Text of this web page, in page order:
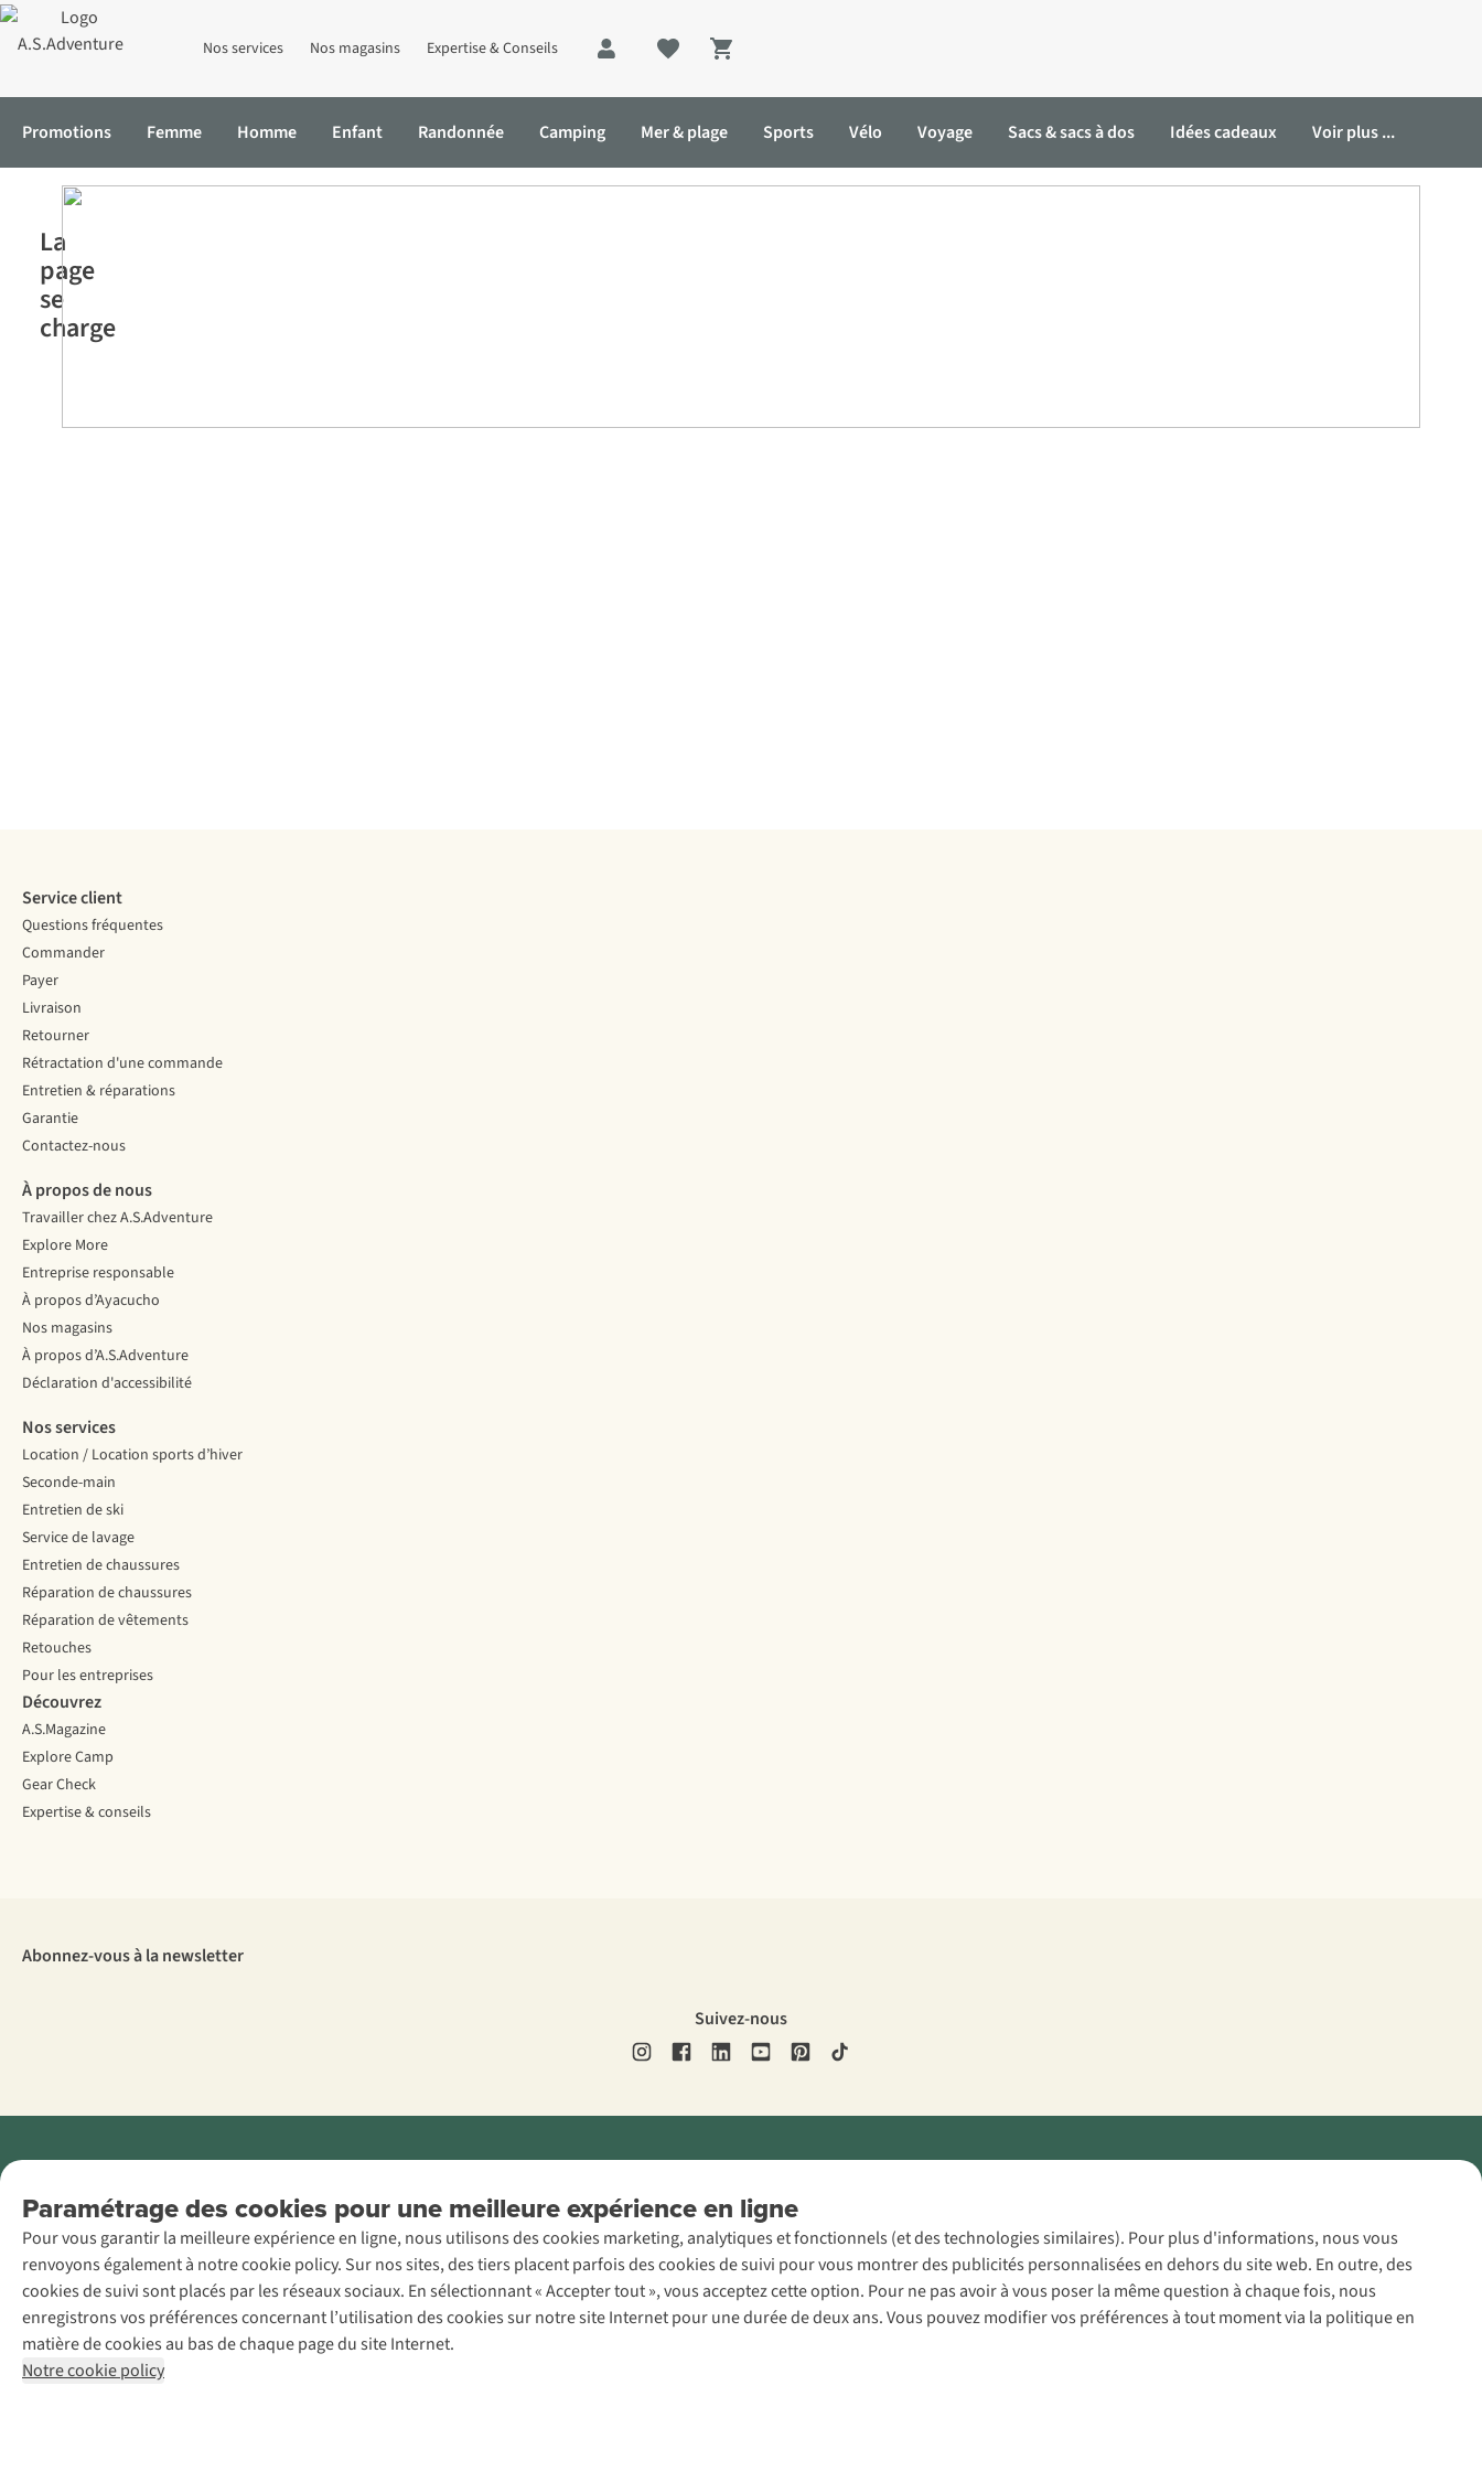
Nos services Nos magasins Expertise & Conseils
Shopping cart
Promotions Femme Homme Enfant Randonnée Camping Mer & plage Sports Vélo Voyage Sacs & sacs à dos Idées cadeaux Voir plus ...
Budget shopping Login
La
page
se
charge
Paramétrage des cookies pour une meilleure expérience en ligne
Pour vous garantir la meilleure expérience en ligne, nous utilisons des cookies marketing, analytiques et fonctionnels (et des technologies similaires). Pour plus d'informations, nous vous
renvoyons également à notre cookie policy. Sur nos sites, des tiers placent parfois des cookies de suivi pour vous montrer des publicités personnalisées en dehors du site web. En outre, des
cookies de suivi sont placés par les réseaux sociaux. En sélectionnant « Accepter tout », vous acceptez cette option. Pour ne pas avoir à vous poser la même question à chaque fois, nous
enregistrons vos préférences concernant l’utilisation des cookies sur notre site Internet pour une durée de deux ans. Vous pouvez modifier vos préférences à tout moment via la politique en
matière de cookies au bas de chaque page du site Internet.
Notre cookie policy
Service client
Questions fréquentes
Commander
Payer
Livraison
Retourner
Rétractation d'une commande
Entretien & réparations
Garantie
Contactez-nous
À propos de nous
Travailler chez A.S.Adventure
Explore More
Entreprise responsable
À propos d’Ayacucho
Nos magasins
À propos d’A.S.Adventure
Déclaration d'accessibilité
Nos services
Location / Location sports d’hiver
Seconde-main
Entretien de ski
Service de lavage
Entretien de chaussures
Réparation de chaussures
Réparation de vêtements
Retouches
Pour les entreprises
Découvrez
A.S.Magazine
Explore Camp
Gear Check
Expertise & conseils
Abonnez-vous à la newsletter
Suivez-nous
AS Adventure
France SAS,
Rue du Vieux
Faubourg 14, F-
59000 Lille
+32 (0)3 828
30 15